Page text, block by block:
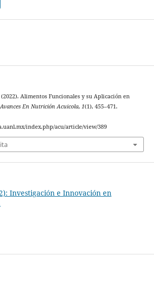
Alimentos Funcionales y su Aplicación en
Avances En Nutrición Acuicola, 1(1), 455–471.
index.php/acu/article/view/389
Investigación e Innovación en